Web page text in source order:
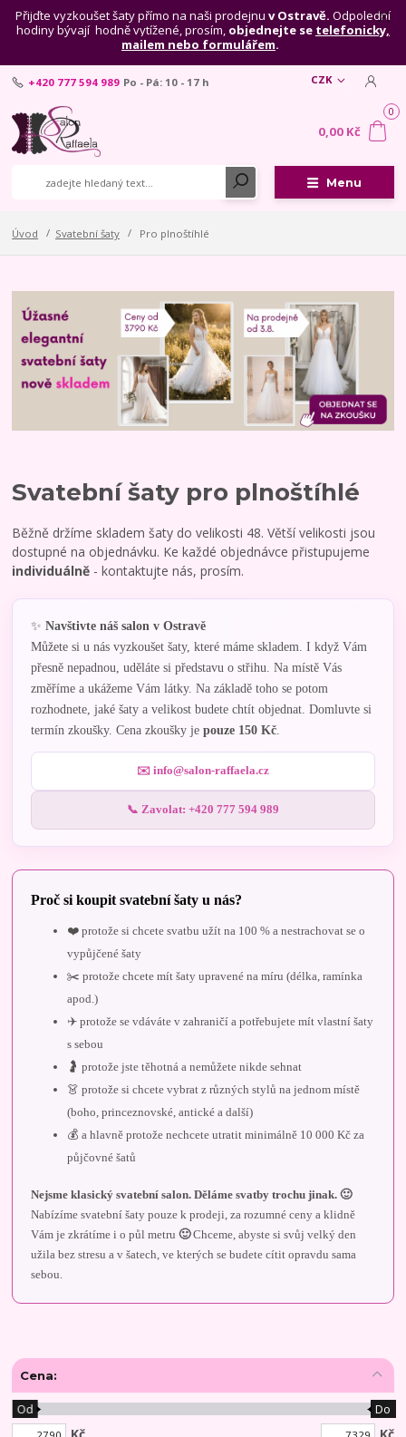
Přijďte vyzkoušet šaty přímo na naši prodejnu v Ostravě. Odpolední
hodiny bývají hodně vytížené, prosím, objednejte se telefonicky,
mailem nebo formulářem.
Menu
CZK
+420 777 594 989 Po - Pá: 10 - 17 h
0
0,00 Kč
Úvod Svatební šaty Pro plnoštíhlé
Svatební šaty pro plnoštíhlé
Běžně držíme skladem šaty do velikosti 48. Větší velikosti jsou
dostupné na objednávku. Ke každé objednávce přistupujeme
individuálně - kontaktujte nás, prosím.
✨Navštivte náš salon v Ostravě
Můžete si u nás vyzkoušet šaty, které máme skladem. I když Vám
přesně nepadnou, uděláte si představu o střihu. Na místě Vás
změříme a ukážeme Vám látky. Na základě toho se potom
rozhodnete, jaké šaty a velikost budete chtít objednat.Domluvte si
termín zkoušky. Cena zkoušky jepouze 150 Kč
✉️ info@salon-raffaela.cz
📞 Zavolat: +420 777 594 989
Proč si koupit svatební šaty u nás?
❤️ protože si chcete svatbu užít na 100 % a nestrachovat se o
vypůjčené šaty
✂️ protože chcete mít šaty upravené na míru (délka, ramínka
apod.)
✈️ protože se vdáváte v zahraničí a potřebujete mít vlastní šaty
s sebou
🤰 protože jste těhotná a nemůžete nikde sehnat
👗 protože si chcete vybrat z různých stylů na jednom místě
(boho, princeznovské, antické a další)
💰 a hlavně protože nechcete utratit minimálně 10 000 Kč za
půjčovné šatů
Nejsme klasický svatební salon. Děláme svatby trochu jinak. 🙂
Nabízíme svatební šaty pouze k prodeji, za rozumné ceny a klidně
Vám je zkrátíme i o půl metru🙂Chceme, abyste si svůj velký den
užila bez stresu a v šatech, ve kterých se budete cítit opravdu sama
sebou.
Cena:
Od Do